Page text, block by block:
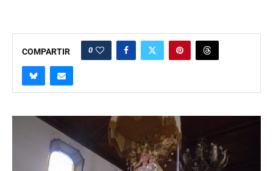
COMPARTIR 0